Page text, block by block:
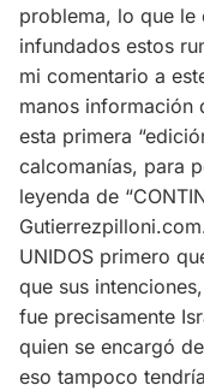
problema, lo que le
infundados estos
mi comentario a
manos información
esta primera
calcomanías, para
leyenda de
UNIDOS primero
que sus
fue precisamente
quien se encargó
eso tampoco